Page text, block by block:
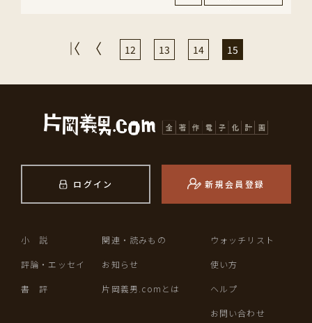
12 13 14 15
ログイン 新規会員登録
小 説
評論・エッセイ
書 評
関連・読みもの
お知らせ
片岡義男.comとは
ウォッチリスト
使い方
ヘルプ
お問い合わせ